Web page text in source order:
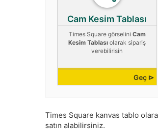
Cam Kesim Tablası
Times Square görselini Cam
Kesim Tablası olarak sipariş
verebilirisin
Geç ⊳
Times Square kanvas tablo
satın alabilirsiniz.